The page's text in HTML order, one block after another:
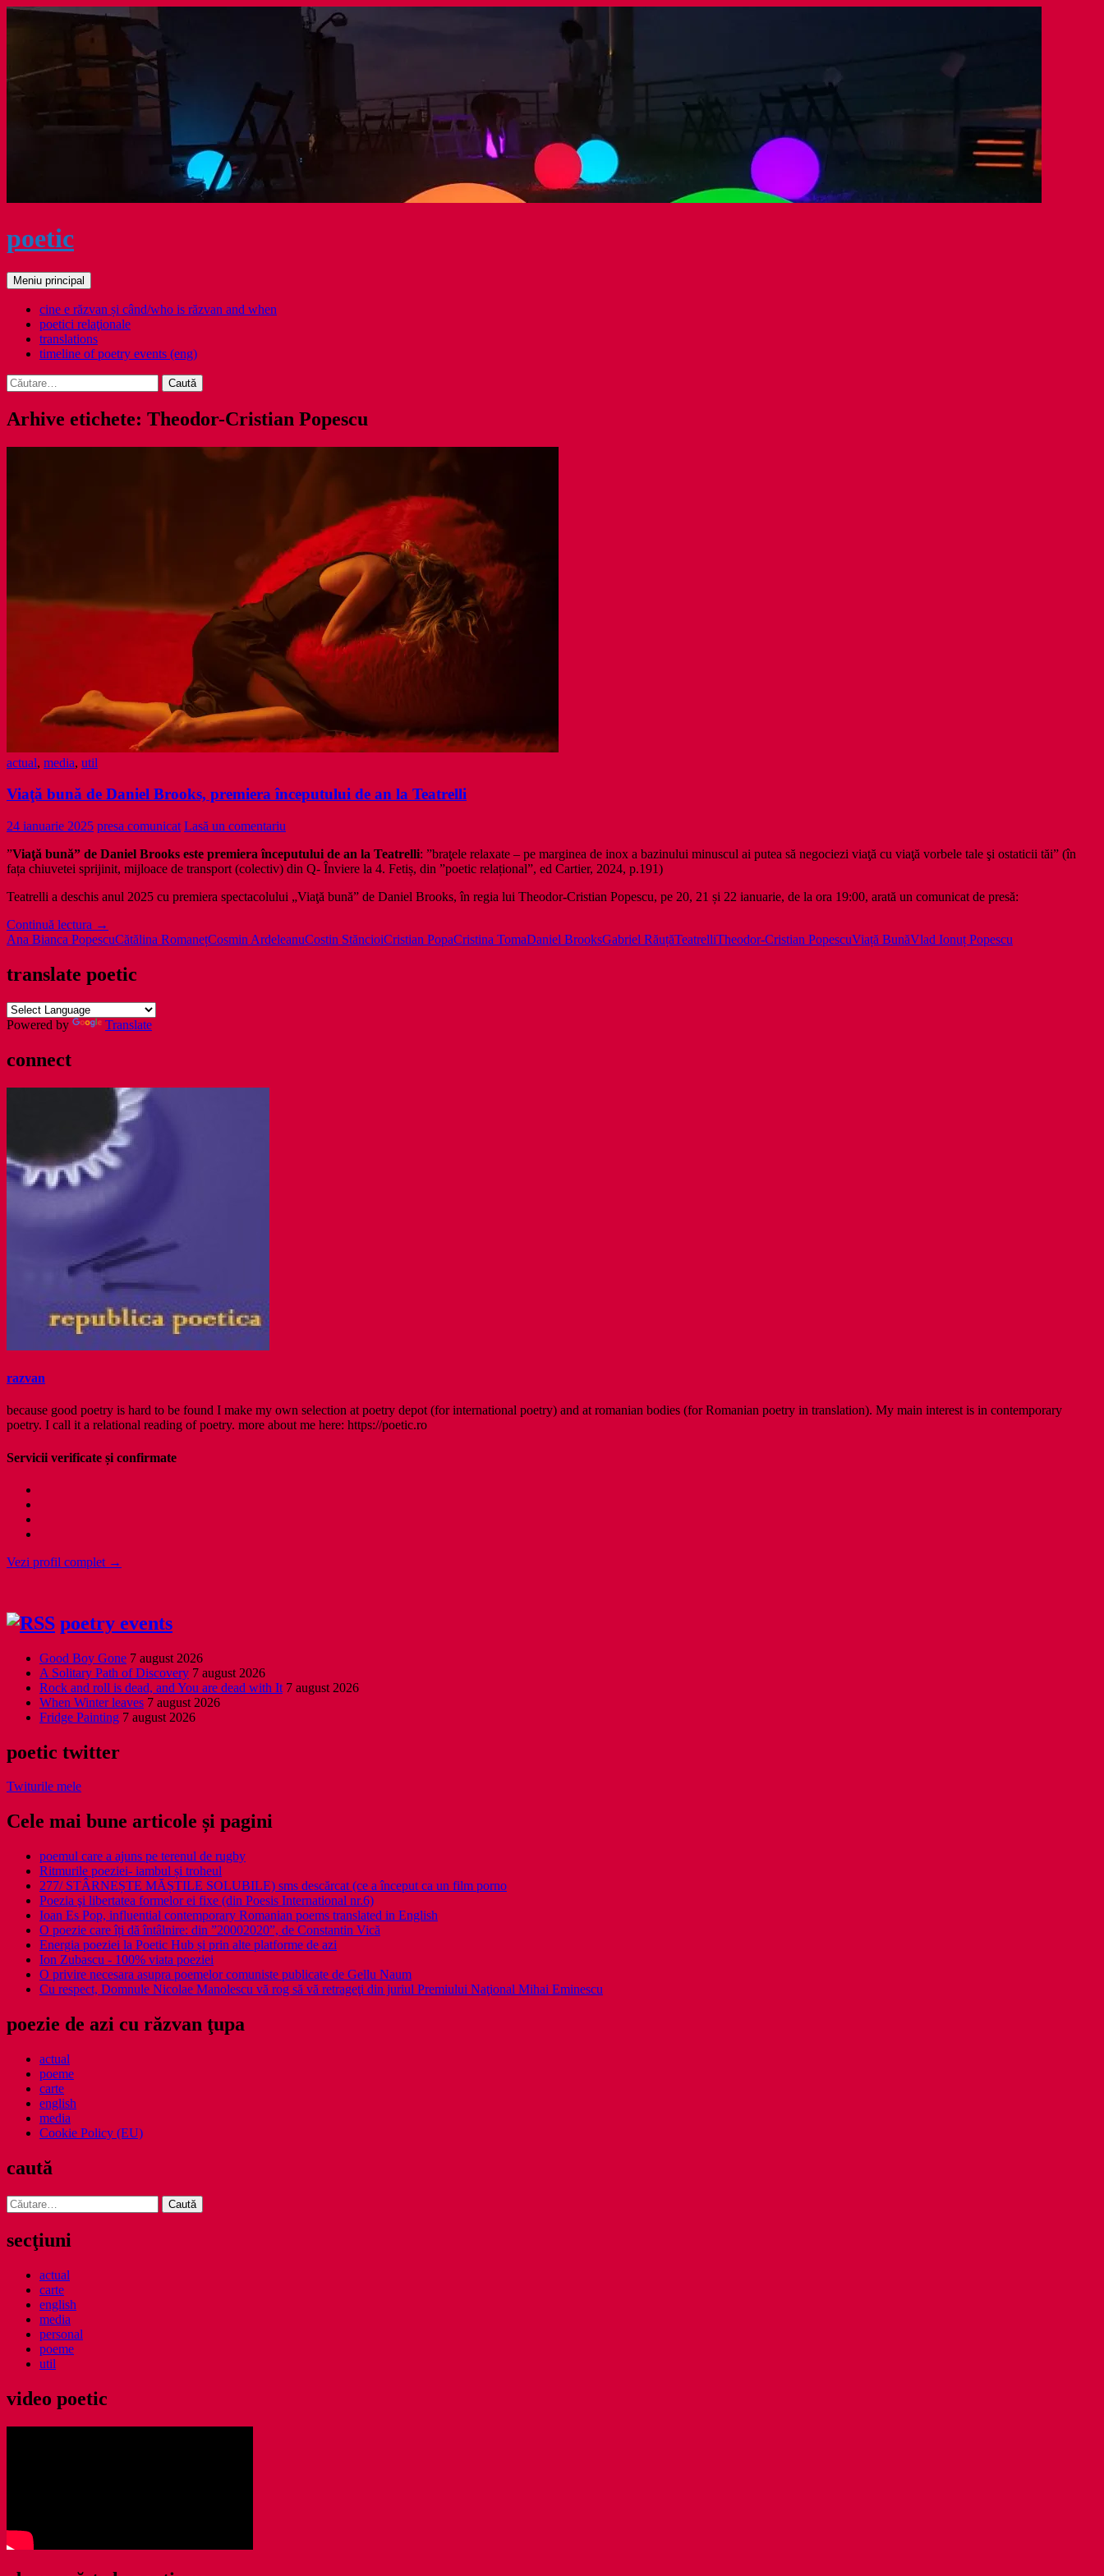
Sari
poetic
Caută
Meniu principal
cine e răzvan și când/who is răzvan and when
poetici relaţionale
translations
timeline of poetry events (eng)
Caută
după:
Arhive etichete: Theodor-Cristian Popescu
actual, media, util
Viaţă bună de Daniel Brooks, premiera începutului de an la Teatrelli
24 ianuarie 2025 presa comunicat Lasă un comentariu
”Viaţă bună” de Daniel Brooks este premiera începutului de an la Teatrelli: ”braţele relaxate – pe marginea de inox a bazinului minuscul ai putea să negociezi viaţă cu viaţă vorbele tale şi ostaticii tăi” (în
fața chiuvetei sprijinit, mijloace de transport (colectiv) din Q- Înviere la 4. Fetiș, din ”poetic relațional”, ed Cartier, 2024, p.191)
Teatrelli a deschis anul 2025 cu premiera spectacolului „Viaţă bună” de Daniel Brooks, în regia lui Theodor-Cristian Popescu, pe 20, 21 și 22 ianuarie, de la ora 19:00, arată un comunicat de presă:
Continuă lectura Viaţă
bună
Daniel
Brooks,
începutului
de
→
Ana Bianca PopescuCătălina RomanețCosmin ArdeleanuCostin StăncioiCristian PopaCristina TomaDaniel BrooksGabriel RăuțăTeatrelliTheodor-Cristian PopescuViață BunăVlad Ionuț Popescu
translate poetic
Powered by Translate
connect
razvan
because good poetry is hard to be found I make my own selection at poetry depot (for international poetry) and at romanian bodies (for Romanian poetry in translation). My main interest is in contemporary
poetry. I call it a relational reading of poetry. more about me here: https://poetic.ro
Servicii verificate și confirmate
Vezi profil complet →
poetry events
Good Boy Gone 7 august 2026
A Solitary Path of Discovery 7 august 2026
Rock and roll is dead, and You are dead with It 7 august 2026
When Winter leaves 7 august 2026
Fridge Painting 7 august 2026
poetic twitter
Twiturile mele
Cele mai bune articole și pagini
poemul care a ajuns pe terenul de rugby
Ritmurile poeziei- iambul și troheul
277/ STÂRNEȘTE MĂȘTILE SOLUBILE) sms descărcat (ce a început ca un film porno
Poezia şi libertatea formelor ei fixe (din Poesis International nr.6)
Ioan Es Pop, influential contemporary Romanian poems translated in English
O poezie care îți dă întâlnire: din ”20002020”, de Constantin Vică
Energia poeziei la Poetic Hub și prin alte platforme de azi
Ion Zubascu - 100% viata poeziei
O privire necesara asupra poemelor comuniste publicate de Gellu Naum
Cu respect, Domnule Nicolae Manolescu vă rog să vă retrageţi din juriul Premiului Naţional Mihai Eminescu
poezie de azi cu răzvan ţupa
actual
poeme
carte
english
media
Cookie Policy (EU)
caută
Caută
după:
secţiuni
actual
carte
english
media
personal
poeme
util
video poetic